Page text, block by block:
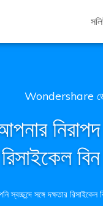
Wondershare
রিসাইকেল
সঙ্গে দক্ষতার